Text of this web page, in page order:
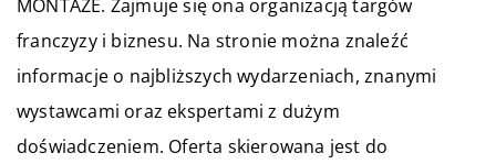
MONTAŻE. Zajmuje się ona organizacją targów
franczyzy i biznesu. Na stronie można znaleźć
informacje o najbliższych wydarzeniach, znanymi
wystawcami oraz ekspertami z dużym
doświadczeniem. Oferta skierowana jest do